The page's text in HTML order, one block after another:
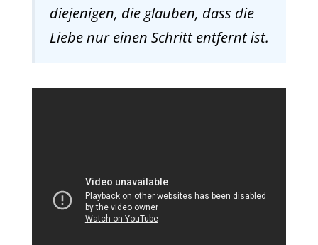
diejenigen, die glauben, dass die
Liebe nur einen Schritt entfernt ist.